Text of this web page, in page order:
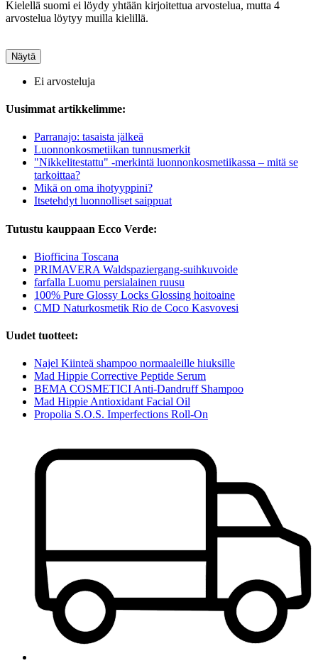
Kielellä suomi ei löydy yhtään kirjoitettua arvostelua, mutta 4
arvostelua löytyy muilla kielillä.
Näytä
Ei arvosteluja
Uusimmat artikkelimme:
Parranajo: tasaista jälkeä
Luonnonkosmetiikan tunnusmerkit
"Nikkelitestattu" -merkintä luonnonkosmetiikassa – mitä se
tarkoittaa?
Mikä on oma ihotyyppini?
Itsetehdyt luonnolliset saippuat
Tutustu kauppaan Ecco Verde:
Biofficina Toscana
PRIMAVERA Waldspaziergang-suihkuvoide
farfalla Luomu persialainen ruusu
100% Pure Glossy Locks Glossing hoitoaine
CMD Naturkosmetik Rio de Coco Kasvovesi
Uudet tuotteet:
Najel Kiinteä shampoo normaaleille hiuksille
Mad Hippie Corrective Peptide Serum
BEMA COSMETICI Anti-Dandruff Shampoo
Mad Hippie Antioxidant Facial Oil
Propolia S.O.S. Imperfections Roll-On